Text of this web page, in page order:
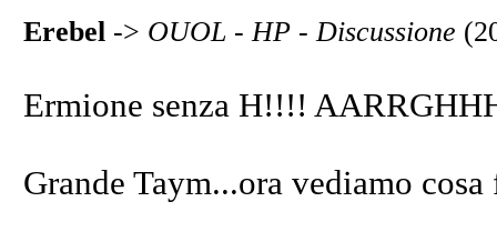
Erebel -> OUOL - HP - Discussione
Ermione senza H!!!!
Grande Taym...ora vediamo